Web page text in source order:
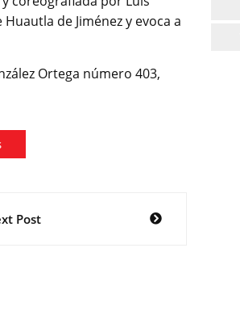
de Jiménez y evoca a
Ortega número 403,
Post